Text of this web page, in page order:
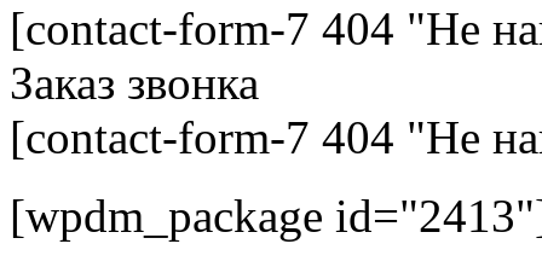
[contact-form-7 404 "Не
Заказ звонка
[contact-form-7 404 "Не
[wpdm_package